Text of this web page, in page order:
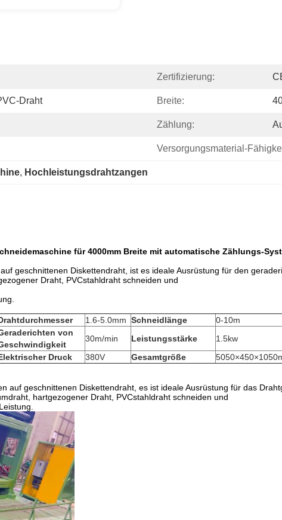
Zertifizierung:
Draht Breite:
Zählung:
Versorgungsmaterial-
, Hochleistungsdrahtzangen
für 4000mm Breite mit automatische Zählungs-
geschnittenen Diskettendraht, ist es ideale Ausrüstung für den
Draht, PVCstahldraht schneiden und
1.6-5.0mm Schneidlänge
0-10m
von
30m/min Leistungsstärke
1.5kw
Druck
380V Gesamtgröße
auf geschnittenen Diskettendraht, es ist ideale Ausrüstung für das
hartgezogener Draht, PVCstahldraht schneiden und